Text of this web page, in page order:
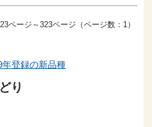
ページ～323ページ（ページ数：1）
登録の新品種
り